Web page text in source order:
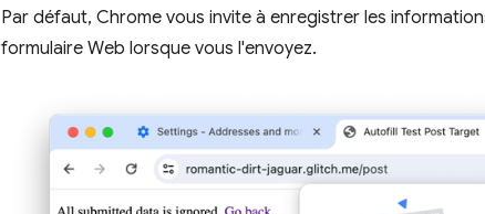
Par défaut, Chrome vous invite à enregistrer les
formulaire Web lorsque vous l'envoyez.